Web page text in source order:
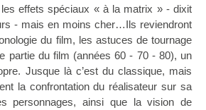
effets spéciaux « à la matrix » - dixit
- mais en moins cher…Ils reviendront
du film, les astuces de tournage
partie du film (années 60 - 70 - 80), un
Jusque là c’est du classique, mais
la confrontation du réalisateur sur sa
personnages, ainsi que la vision de